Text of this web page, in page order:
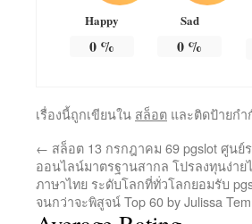
Happy
0%
Sad
0 %
เรื่องนี้ถูกเขียนใน สล็อต และติดป้ายกำ
← สล็อต 13 กรกฎาคม 69 pgslot ศูนย์
ออนไลน์มาตรฐานสากล โปรลงทุนง่ายไ
ภาษาไทย ระดับโลกที่ทั่วโลกยอมรับ
จนกว่าจะพิสูจน์ Top 60 by Julissa